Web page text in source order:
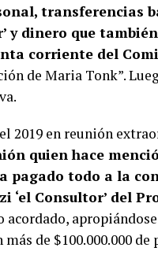
transferencias
y dinero que
corriente del
de Maria Tonk”.
2019 en reunión
quien hace
pagado todo a la
‘el Consultor’ del
acordado,
de $100.000.000 de